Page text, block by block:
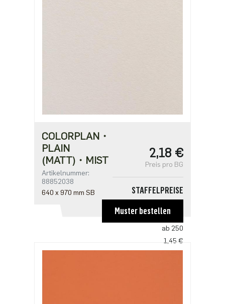
COLORPLAN・
PLAIN
(MATT)・MIST
Artikelnummer:
88852038
640 x 970 mm SB
2,18 €
Preis pro BG
STAFFELPREISE
2,18 €
ab 250
1,45 €
Muster bestellen